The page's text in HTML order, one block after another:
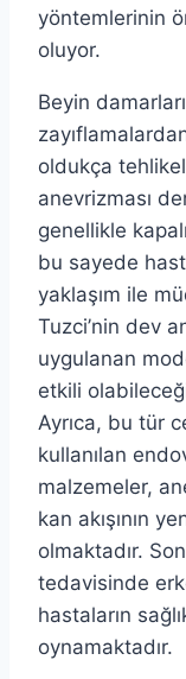
yöntemlerinin
oluyor.
Beyin
oldukça
anevrizması
genellikle
bu sayede
yaklaşım ile
Tuzci’nin dev
uygulanan
etkili
Ayrıca, bu tür
kullanılan
malzemeler,
kan akışının
olmaktadır.
tedavisinde
hastaların
oynamaktadır.